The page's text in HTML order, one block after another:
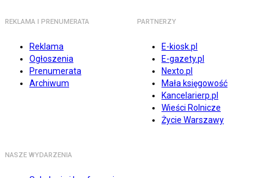
REKLAMA I PRENUMERATA
Reklama
Ogłoszenia
Prenumerata
Archiwum
PARTNERZY
E-kiosk.pl
E-gazety.pl
Nexto.pl
Mała księgowość
Kancelarierp.pl
Wieści Rolnicze
Życie Warszawy
NASZE WYDARZENIA